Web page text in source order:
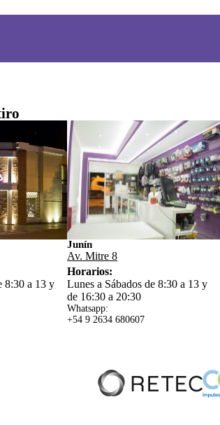
8:30 a 13 y
Junín
Av. Mitre 8
Horarios:
Lunes a Sábados de 8:30 a 13 y
de 16:30 a 20:30
Whatsapp:
+54 9 2634 680607